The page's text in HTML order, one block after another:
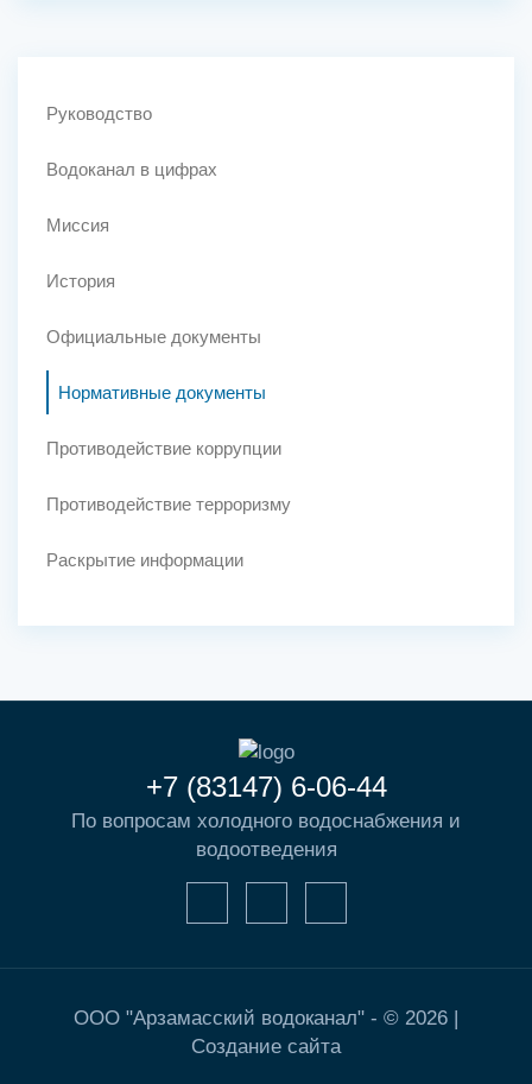
Руководство
Водоканал в цифрах
Миссия
История
Официальные документы
Нормативные документы
Противодействие коррупции
Противодействие терроризму
Раскрытие информации
+7 (83147) 6-06-44
По вопросам холодного водоснабжения и
водоотведения
ООО "Арзамасский водоканал" - © 2026 |
Создание сайта